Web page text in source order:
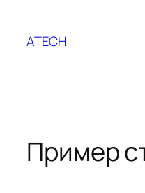
содержимому
ATECH
Пример